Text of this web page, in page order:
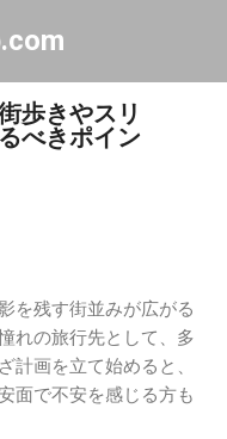
ンツに移動
歩きやスリ
べきポイン
を残す街並みが広がる
れの旅行先として、多
計画を立て始めると、
面で不安を感じる方も